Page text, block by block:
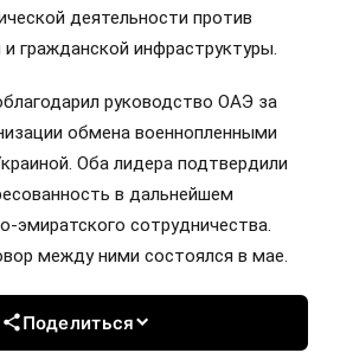
деятельности против
и гражданской инфраструктуры.
руководство ОАЭ за
обмена военнопленными
Оба лидера подтвердили
в дальнейшем
эмиратского сотрудничества.
между ними состоялся в мае.
Поделиться